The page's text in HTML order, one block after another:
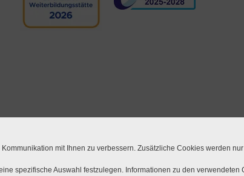
mit Ihnen zu verbessern. Zusätzliche Cookies werden
spezifische Auswahl festzulegen. Informationen zu den verwendeten